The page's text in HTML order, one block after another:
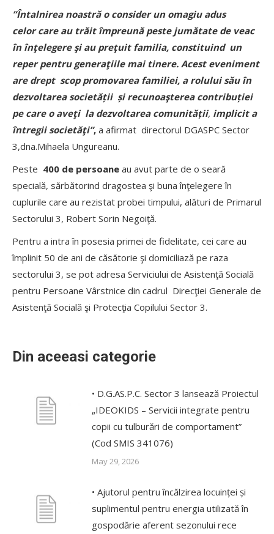
”Întalnirea noastră o consider un omagiu adus
celorcare au trăit împreună peste jumătate de veac
în înţelegere şi au preţuit familia, constituind un
reper pentru generaţiile mai tinere. Acest eveniment
are drept scop promovarea familiei, a rolului său în
dezvoltarea societății și recunoaşterea contribuției
pe care o aveţi la dezvoltarea comunității, implicit a
întregii societăţi”, a afirmat directorul DGASPC Sector
3,dna.Mihaela Ungureanu.
Peste 400 de persoane au avut parte de o seară
specială, sărbătorind dragostea şi buna înţelegere în
cuplurile care au rezistat probei timpului, alături de Primarul
Sectorului 3, Robert Sorin Negoiţă.
Pentru a intra în posesia primei de fidelitate, cei care au
împlinit 50 de ani de căsătorie şi domiciliază pe raza
sectorului 3, se pot adresa Serviciului de Asistenţă Socială
pentru Persoane Vârstnice din cadrul Direcţiei Generale de
Asistenţă Socială şi Protecţia Copilului Sector 3.
Din aceeasi categorie
• D.G.AS.P.C. Sector 3 lansează Proiectul
„IDEOKIDS – Servicii integrate pentru
copii cu tulburări de comportament”
(Cod SMIS 341076)
May 29, 2026
• Ajutorul pentru încălzirea locuinței și
suplimentul pentru energia utilizată în
gospodărie aferent sezonului rece